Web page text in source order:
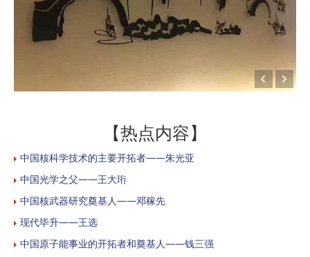
【热点内容】
中国核科学技术的主要开拓者——朱光亚
中国光学之父——王大珩
中国核武器研究奠基人——邓稼先
现代毕升——王选
中国原子能事业的开拓者和奠基人——钱三强